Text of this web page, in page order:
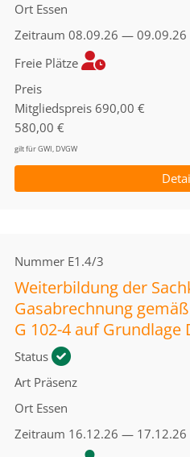
Ort Essen
Zeitraum 08.09.26 — 09.09.26
Freie Plätze
Preis
Mitgliedspreis 690,00 €
580,00 €
gilt für GWI, DVGW
Nummer E1.4/3
Weiterbildung der
Gasabrechnung
G 102-4 auf Grundlage
Status
Art Präsenz
Ort Essen
Zeitraum 16.12.26 — 17.12.26